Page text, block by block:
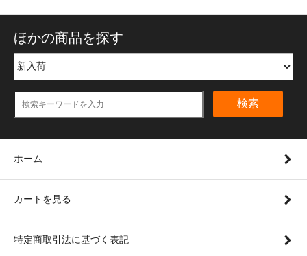
ほかの商品を探す
検索
ホーム
カートを見る
特定商取引法に基づく表記